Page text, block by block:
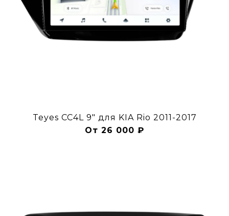
Teyes CC4L 9" для KIA Rio 2011-2017
От 26 000 ₽